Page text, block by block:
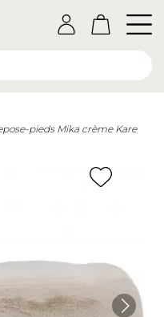
pieds Mika crème Kare